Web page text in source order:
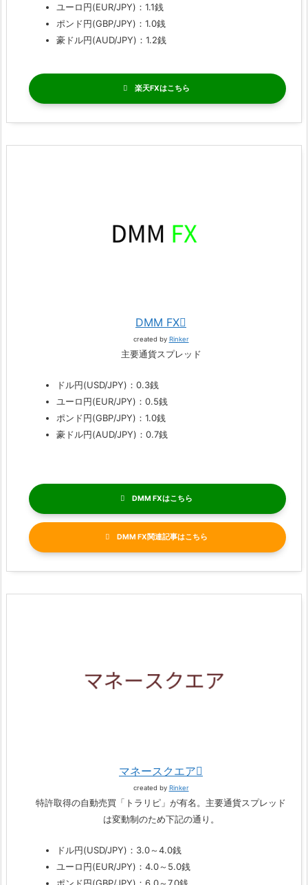
ユーロ円(EUR/JPY)：1.1銭
ポンド円(GBP/JPY)：1.0銭
豪ドル円(AUD/JPY)：1.2銭
楽天FX
DMM FX
created by Rinker
主要通貨スプレッド
ドル円(USD/JPY)：0.3銭
ユーロ円(EUR/JPY)：0.5銭
ポンド円(GBP/JPY)：1.0銭
豪ドル円(AUD/JPY)：0.7銭
DMM FX
DMM FX関連記事
マネースクエア
created by Rinker
特許取得の自動売買「トラリピ」が有名。主要通貨スプレッド
は変動制のため下記の通り。
ドル円(USD/JPY)：3.0～4.0銭
ユーロ円(EUR/JPY)：4.0～5.0銭